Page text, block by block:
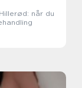
når du